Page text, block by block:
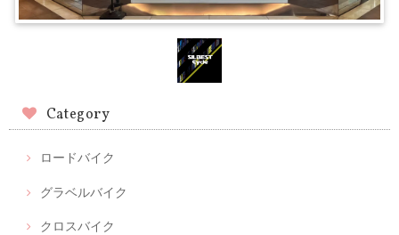
Category
ロードバイク
グラベルバイク
クロスバイク